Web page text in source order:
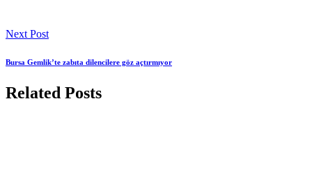
Next Post
Bursa Gemlik’te zabıta dilencilere göz açtırmıyor
Related Posts